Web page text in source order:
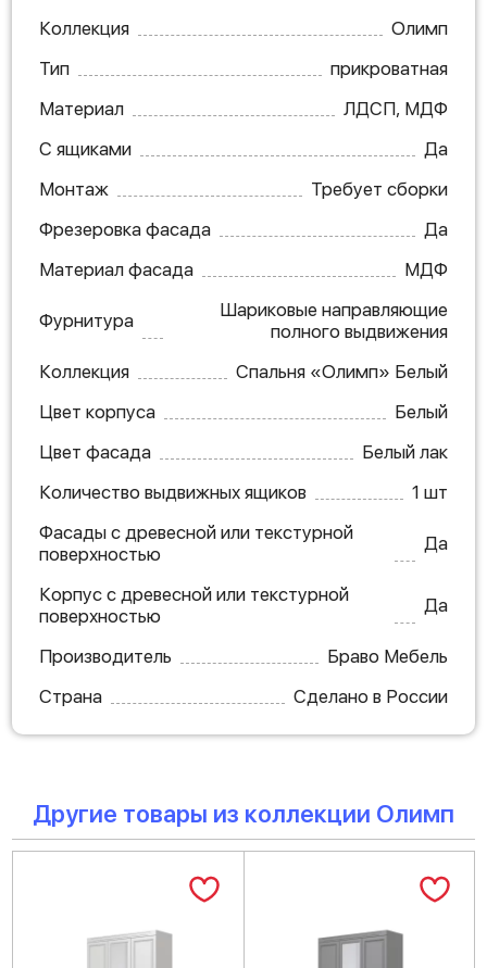
Коллекция
Олимп
Тип
прикроватная
Материал
ЛДСП, МДФ
С ящиками
Да
Монтаж
Требует сборки
Фрезеровка фасада
Да
Материал фасада
МДФ
Фурнитура
Шариковые направляющие
полного выдвижения
Коллекция
Спальня «Олимп» Белый
Цвет корпуса
Белый
Цвет фасада
Белый лак
Количество выдвижных ящиков
1 шт
Фасады с древесной или текстурной
поверхностью
Да
Корпус с древесной или текстурной
поверхностью
Да
Производитель
Браво Мебель
Страна
Сделано в России
Другие товары из коллекции Олимп